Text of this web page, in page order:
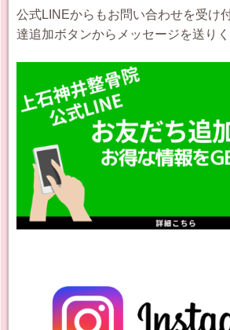
公式LINEからもお問い合わせを受け
達追加ボタンからメッセージを送りく